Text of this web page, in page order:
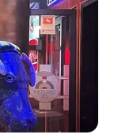
Tat ist er
ihn
Teils der